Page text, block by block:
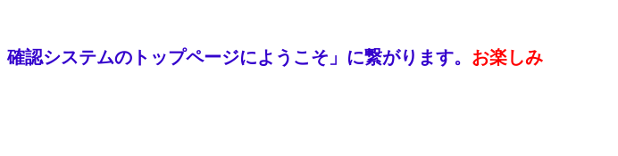
確認システムのトップページにようこそ」に繋がります。 お楽しみ